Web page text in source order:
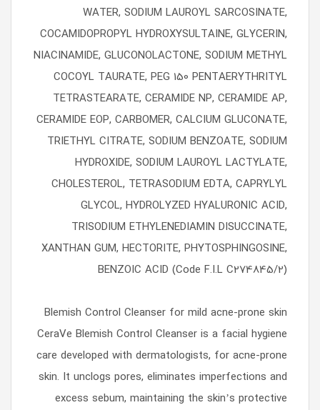
WATER, SODIUM LAUROYL SARCOSINATE,
COCAMIDOPROPYL HYDROXYSULTAINE, GLYCERIN,
NIACINAMIDE, GLUCONOLACTONE, SODIUM METHYL
COCOYL TAURATE, PEG 150 PENTAERYTHRITYL
TETRASTEARATE, CERAMIDE NP, CERAMIDE AP,
CERAMIDE EOP, CARBOMER, CALCIUM GLUCONATE,
TRIETHYL CITRATE, SODIUM BENZOATE, SODIUM
HYDROXIDE, SODIUM LAUROYL LACTYLATE,
CHOLESTEROL, TETRASODIUM EDTA, CAPRYLYL
GLYCOL, HYDROLYZED HYALURONIC ACID,
TRISODIUM ETHYLENEDIAMIN DISUCCINATE,
XANTHAN GUM, HECTORITE, PHYTOSPHINGOSINE,
BENZOIC ACID (Code F.I.L C274845/2)
Blemish Control Cleanser for mild acne-prone skin
CeraVe Blemish Control Cleanser is a facial hygiene
care developed with dermatologists, for acne-prone
skin. It unclogs pores, eliminates imperfections and
excess sebum, maintaining the skin’s protective